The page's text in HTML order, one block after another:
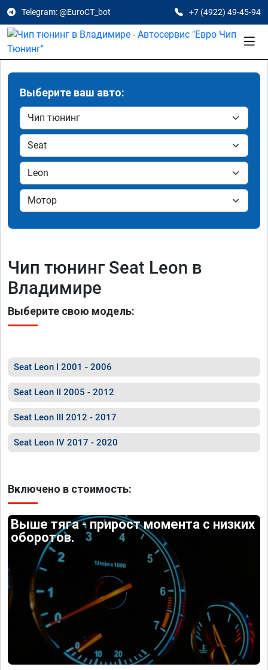
Telegram: @EuroCT_bot +7 (4922) 49-45-94
Выберите ваш авто:
Чип тюнинг Seat Leon в
Владимире
Выберите свою модель:
Seat Leon I 2001 - 2006
Seat Leon II 2005 - 2012
Seat Leon III 2012 - 2017
Seat Leon IV 2017 - 2020
Включено в стоимость:
Выше тяга - прирост момента с низких
оборотов.